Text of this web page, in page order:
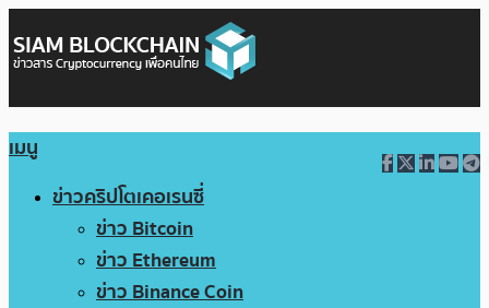
เมนู
ข่าวคริปโตเคอเรนซี่
ข่าว Bitcoin
ข่าว Ethereum
ข่าว Binance Coin